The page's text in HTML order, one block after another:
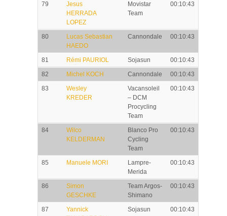
79
Jesus
HERRADA
LOPEZ
Movistar
Team
00:10:43
80
Lucas Sebastian
HAEDO
Cannondale 00:10:43
81 Rémi PAURIOL Sojasun
00:10:43
82
Michel KOCH Cannondale
00:10:43
83
Wesley
KREDER
Vacansoleil
– DCM
Procycling
Team
00:10:43
84
Wilco
KELDERMAN
Blanco Pro
Cycling
Team
00:10:43
85 Manuele MORI
Lampre-
Merida
00:10:43
86
Simon
GESCHKE
Team Argos-
Shimano
00:10:43
87
Yannick
Sojasun 00:10:43